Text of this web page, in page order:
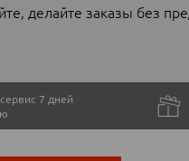
делайте заказы без
7 дней